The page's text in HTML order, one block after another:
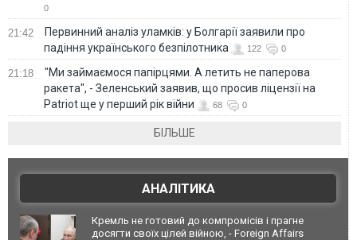
0
21:42
Первинний аналіз уламків: у Болгарії заявили про
падіння українського безпілотника
122 0
21:18
"Ми займаємося папірцями. А летить не паперова
ракета", - Зеленський заявив, що просив ліцензії на
Patriot ще у перший рік війни
68 0
БІЛЬШЕ
АНАЛІТИКА
Кремль не готовий до компромісів і прагне
досягти своїх цілей війною, - Foreign Affairs